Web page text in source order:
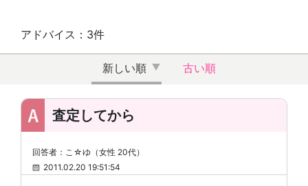
アドバイス：3件
新しい順 古い順
査定してから
回答者：こ☆ゆ（女性 20代）
2011.02.20 19:51:54